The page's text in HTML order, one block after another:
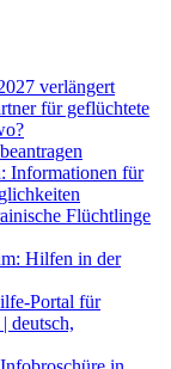
verlängert
für geflüchtete
Informationen für
Flüchtlinge
Hilfen in der
Portal für
deutsch,